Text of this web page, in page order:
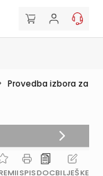
Provedba izbora za
ISPISDOCBILJEŠKE